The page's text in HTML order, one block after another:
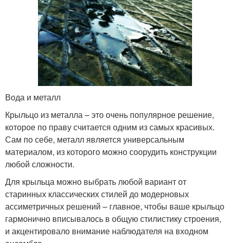
Вода и металл
Крыльцо из металла – это очень популярное решение,
которое по праву считается одним из самых красивых.
Сам по себе, металл является универсальным
материалом, из которого можно соорудить конструкции
любой сложности.
Для крыльца можно выбрать любой вариант от
старинных классических стилей до модерновых
ассиметричных решений – главное, чтобы ваше крыльцо
гармонично вписывалось в общую стилистику строения,
и акцентировало внимание наблюдателя на входном